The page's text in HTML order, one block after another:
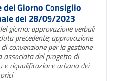
del Giorno Consiglio
del 28/09/2023
giorno: approvazione verbali
precedente; approvazione
convenzione per la gestione
associata del progetto di
e riqualificazione urbana dei